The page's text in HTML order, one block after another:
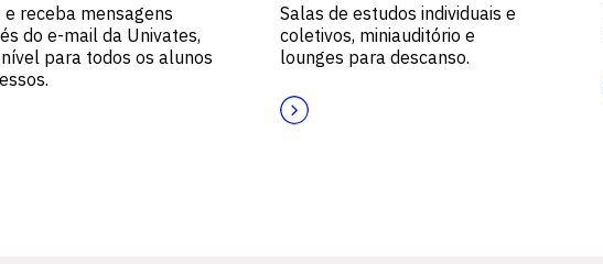
e receba mensagens
do e-mail da Univates,
para todos os alunos
Salas de estudos individuais e
coletivos, miniauditório e
lounges para descanso.